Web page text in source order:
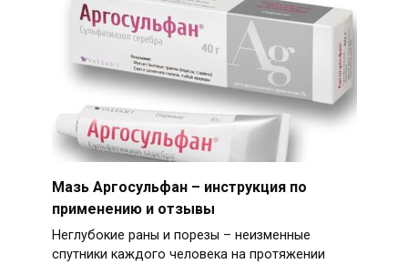
Мазь Аргосульфан – инструкция по
применению и отзывы
Неглубокие раны и порезы – неизменные
спутники каждого человека на протяжении